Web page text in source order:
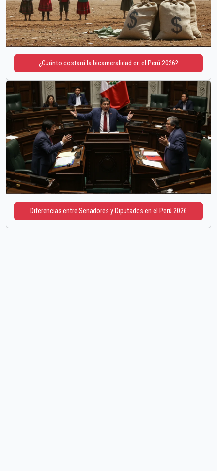
¿Cuánto costará la bicameralidad en el Perú 2026?
Diferencias entre Senadores y Diputados en el Perú 2026